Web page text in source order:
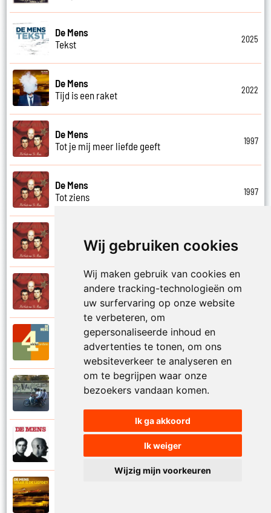
Wij gebruiken cookies
Wij maken gebruik van cookies en
andere tracking-technologieën om
uw surfervaring op onze website
te verbeteren, om
gepersonaliseerde inhoud en
advertenties te tonen, om ons
websiteverkeer te analyseren en
om te begrijpen waar onze
bezoekers vandaan komen.
Ik ga akkoord
Ik weiger
Wijzig mijn voorkeuren
De Mens
Tekst
2025
De Mens
Tijd is een raket
2022
De Mens
Tot je mij meer liefde geeft
1997
De Mens
Tot ziens
1997
Val niet in liefde I
De Mens
Val niet in liefde II
De Mens
Vier akkoorden
De Mens
De Mens
Vrijheid die niet eenzaam is